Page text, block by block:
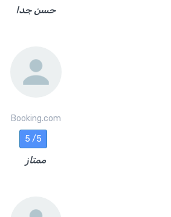
حسن جدا
Booking.com
5 /5
ممتاز